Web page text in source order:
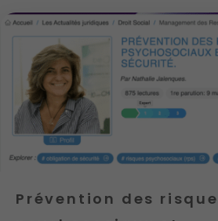
Prévention des